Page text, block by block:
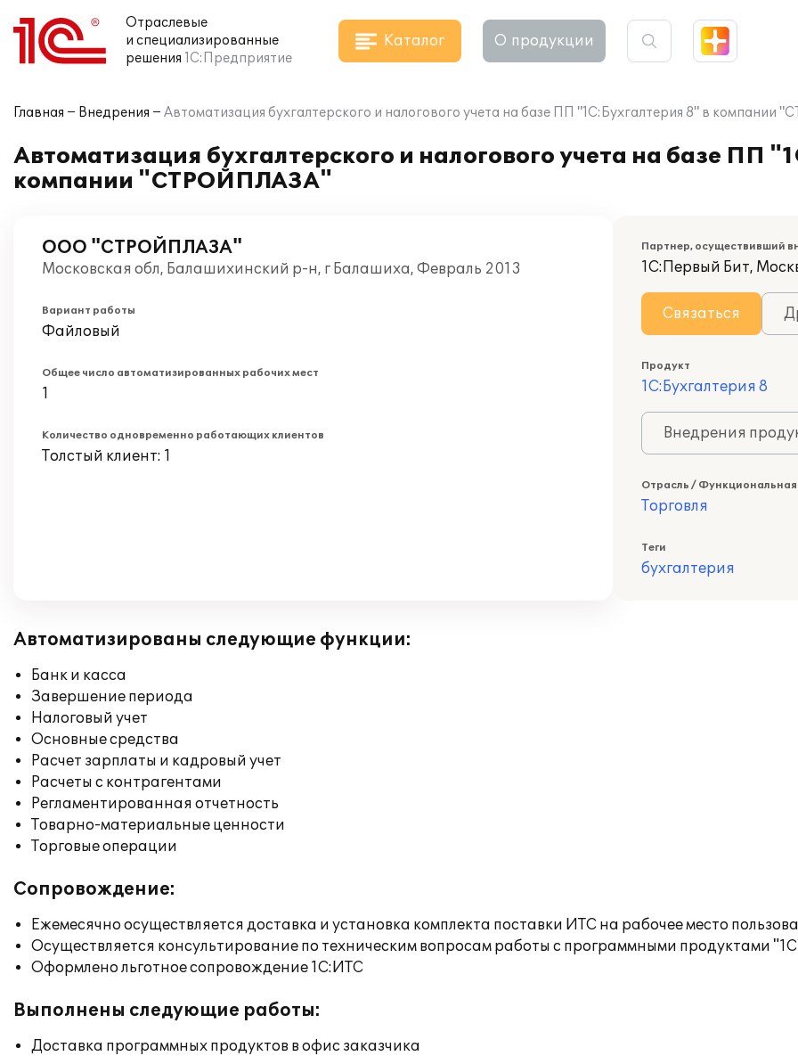
Отраслевые
и специализированные
решения 1С:Предприятие
Каталог О продукции
Главная Внедрения Автоматизация бухгалтерского и налогового учета на базе ПП "1С:Бухгалтерия 8" в
Автоматизация бухгалтерского и налогового учета на базе ПП
компании "СТРОЙПЛАЗА"
ООО "СТРОЙПЛАЗА"
Московская обл, Балашихинский р-н, г Балашиха, Февраль 2013
Вариант работы
Файловый
Общее число автоматизированных рабочих мест
1
Количество одновременно работающих клиентов
Толстый клиент: 1
Партнер, осуществивший
1С:Первый Бит,
Связаться
Продукт
1С:Бухгалтерия 8
Внедрения
Отрасль / Функциональная
Торговля
Теги
бухгалтерия
Автоматизированы следующие функции:
Банк и касса
Завершение периода
Налоговый учет
Основные средства
Расчет зарплаты и кадровый учет
Расчеты с контрагентами
Регламентированная отчетность
Товарно-материальные ценности
Торговые операции
Сопровождение:
Ежемесячно осуществляется доставка и установка комплекта поставки ИТС на рабочее место
Осуществляется консультирование по техническим вопросам работы с программными продуктами
Оформлено льготное сопровождение 1С:ИТС
Выполнены следующие работы:
Доставка программных продуктов в офис заказчика